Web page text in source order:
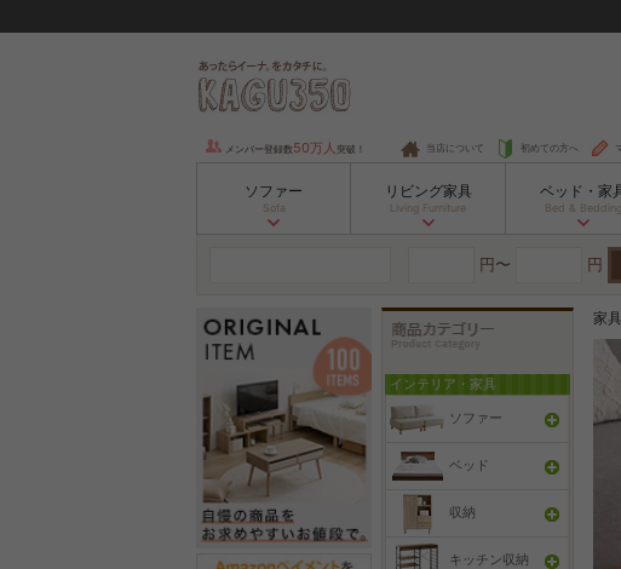
メンバー登録数 50万人 突破！ 当店について 初めての方へ
ソファー
Sofa
リビング家具
Living Furniture
ベッド・家
Bed & Bedding
円〜 円
インテリア・家具
ソファー
ベッド
収納
キッチン収納
家